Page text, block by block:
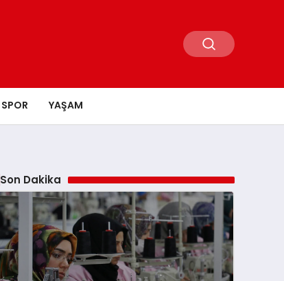
SPOR YAŞAM
Son Dakika